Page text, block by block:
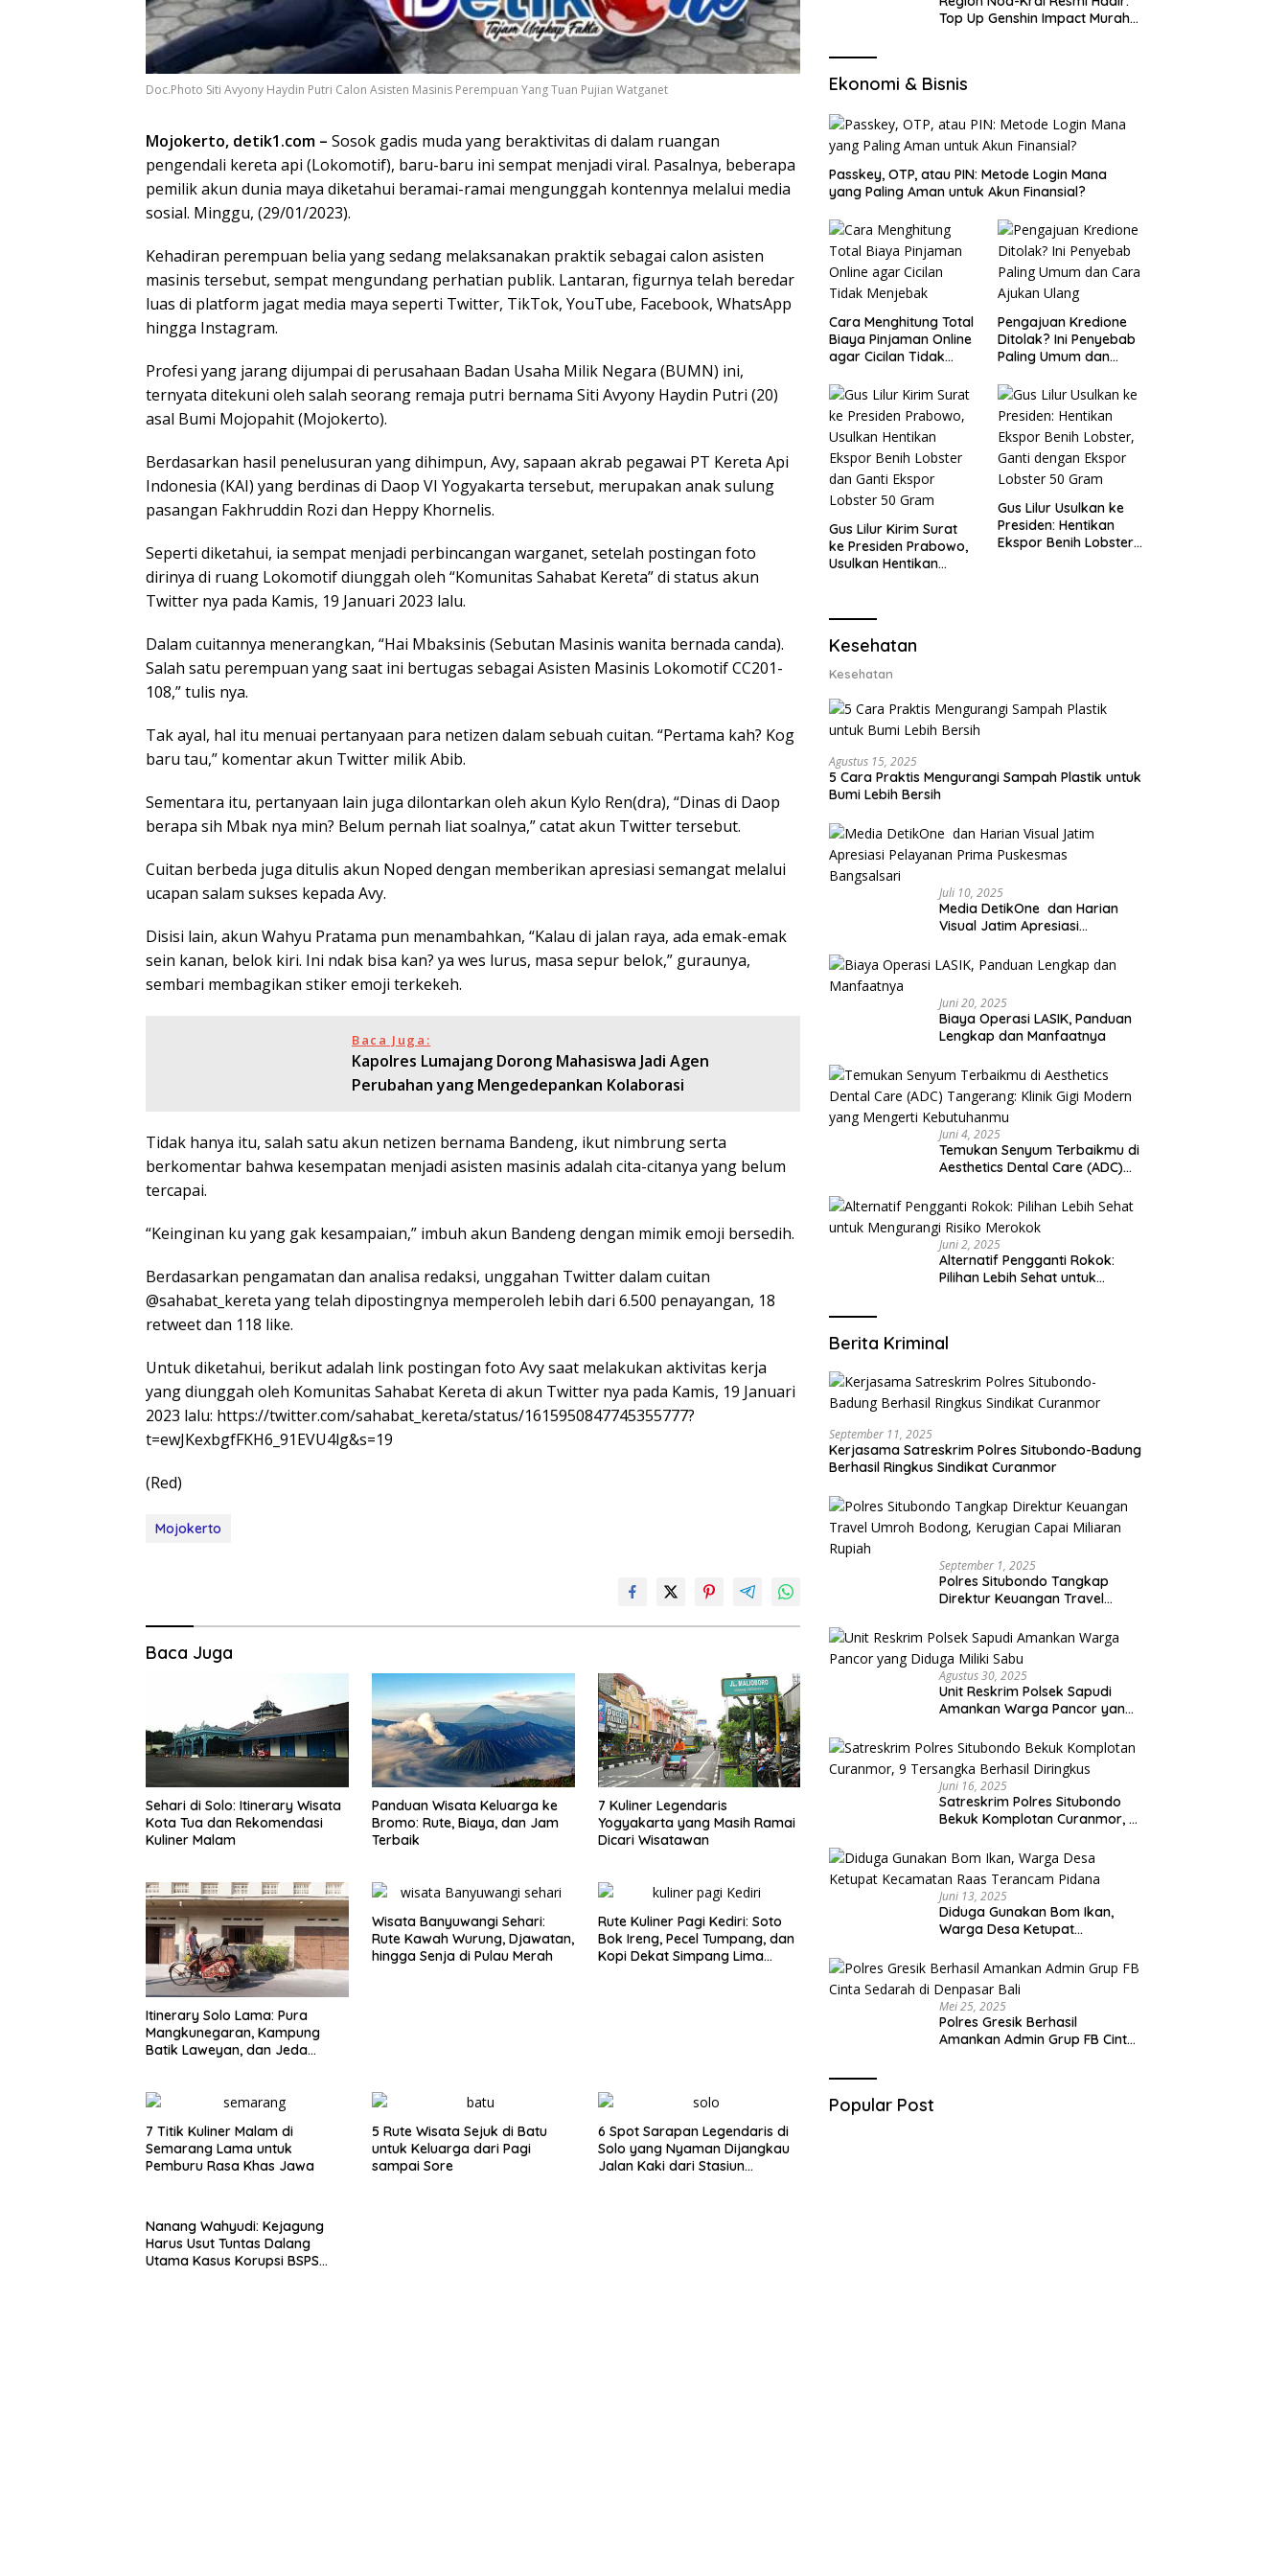
Doc.Photo Siti Avyony Haydin Putri Calon Asisten Masinis Perempuan Yang Tuan Pujian Watganet
Mojokerto, detik1.com – Sosok gadis muda yang beraktivitas di dalam ruangan
pengendali kereta api (Lokomotif), baru-baru ini sempat menjadi viral. Pasalnya, beberapa
pemilik akun dunia maya diketahui beramai-ramai mengunggah kontennya melalui media
sosial. Minggu, (29/01/2023).
Kehadiran perempuan belia yang sedang melaksanakan praktik sebagai calon asisten
masinis tersebut, sempat mengundang perhatian publik. Lantaran, figurnya telah beredar
luas di platform jagat media maya seperti Twitter, TikTok, YouTube, Facebook, WhatsApp
hingga Instagram.
Profesi yang jarang dijumpai di perusahaan Badan Usaha Milik Negara (BUMN) ini,
ternyata ditekuni oleh salah seorang remaja putri bernama Siti Avyony Haydin Putri (20)
asal Bumi Mojopahit (Mojokerto).
Berdasarkan hasil penelusuran yang dihimpun, Avy, sapaan akrab pegawai PT Kereta Api
Indonesia (KAI) yang berdinas di Daop VI Yogyakarta tersebut, merupakan anak sulung
pasangan Fakhruddin Rozi dan Heppy Khornelis.
Seperti diketahui, ia sempat menjadi perbincangan warganet, setelah postingan foto
dirinya di ruang Lokomotif diunggah oleh “Komunitas Sahabat Kereta” di status akun
Twitter nya pada Kamis, 19 Januari 2023 lalu.
Dalam cuitannya menerangkan, “Hai Mbaksinis (Sebutan Masinis wanita bernada canda).
Salah satu perempuan yang saat ini bertugas sebagai Asisten Masinis Lokomotif CC201-
108,” tulis nya.
Tak ayal, hal itu menuai pertanyaan para netizen dalam sebuah cuitan. “Pertama kah? Kog
baru tau,” komentar akun Twitter milik Abib.
Sementara itu, pertanyaan lain juga dilontarkan oleh akun Kylo Ren(dra), “Dinas di Daop
berapa sih Mbak nya min? Belum pernah liat soalnya,” catat akun Twitter tersebut.
Cuitan berbeda juga ditulis akun Noped dengan memberikan apresiasi semangat melalui
ucapan salam sukses kepada Avy.
Disisi lain, akun Wahyu Pratama pun menambahkan, “Kalau di jalan raya, ada emak-emak
sein kanan, belok kiri. Ini ndak bisa kan? ya wes lurus, masa sepur belok,” guraunya,
sembari membagikan stiker emoji terkekeh.
Baca Juga:
Kapolres Lumajang Dorong Mahasiswa Jadi Agen
Perubahan yang Mengedepankan Kolaborasi
Tidak hanya itu, salah satu akun netizen bernama Bandeng, ikut nimbrung serta
berkomentar bahwa kesempatan menjadi asisten masinis adalah cita-citanya yang belum
tercapai.
“Keinginan ku yang gak kesampaian,” imbuh akun Bandeng dengan mimik emoji bersedih.
Berdasarkan pengamatan dan analisa redaksi, unggahan Twitter dalam cuitan
@sahabat_kereta yang telah dipostingnya memperoleh lebih dari 6.500 penayangan, 18
retweet dan 118 like.
Untuk diketahui, berikut adalah link postingan foto Avy saat melakukan aktivitas kerja
yang diunggah oleh Komunitas Sahabat Kereta di akun Twitter nya pada Kamis, 19 Januari
2023 lalu: https://twitter.com/sahabat_kereta/status/1615950847745355777?
t=ewJKexbgfFKH6_91EVU4lg&s=19
(Red)
Mojokerto
Baca Juga
Sehari di Solo: Itinerary Wisata
Kota Tua dan Rekomendasi
Kuliner Malam
Panduan Wisata Keluarga ke
Bromo: Rute, Biaya, dan Jam
Terbaik
7 Kuliner Legendaris
Yogyakarta yang Masih Ramai
Dicari Wisatawan
Itinerary Solo Lama: Pura
Mangkunegaran, Kampung
Batik Laweyan, dan Jeda
Wisata Banyuwangi Sehari:
Rute Kawah Wurung, Djawatan,
hingga Senja di Pulau Merah
Rute Kuliner Pagi Kediri: Soto
Bok Ireng, Pecel Tumpang, dan
Kopi Dekat Simpang Lima
7 Titik Kuliner Malam di
Semarang Lama untuk
Pemburu Rasa Khas Jawa
5 Rute Wisata Sejuk di Batu
untuk Keluarga dari Pagi
sampai Sore
6 Spot Sarapan Legendaris di
Solo yang Nyaman Dijangkau
Jalan Kaki dari Stasiun
Nanang Wahyudi: Kejagung
Harus Usut Tuntas Dalang
Utama Kasus Korupsi BSPS
Top Up Genshin Impact Murah
Ekonomi & Bisnis
Passkey, OTP, atau PIN: Metode Login Mana
yang Paling Aman untuk Akun Finansial?
Cara Menghitung Total
Biaya Pinjaman Online
agar Cicilan Tidak
Pengajuan Kredione
Ditolak? Ini Penyebab
Paling Umum dan
Gus Lilur Kirim Surat
ke Presiden Prabowo,
Usulkan Hentikan
Lobster 50 Gram
Gus Lilur Usulkan ke
Presiden: Hentikan
Ekspor Benih Lobster,
Kesehatan
Kesehatan
Agustus 15, 2025
5 Cara Praktis Mengurangi Sampah Plastik untuk
Bumi Lebih Bersih
Juli 10, 2025
Media DetikOne dan Harian
Visual Jatim Apresiasi
Bangsalsari
Juni 20, 2025
Biaya Operasi LASIK, Panduan
Lengkap dan Manfaatnya
Juni 4, 2025
Temukan Senyum Terbaikmu di
Aesthetics Dental Care (ADC)
yang Mengerti Kebutuhanmu
Juni 2, 2025
Alternatif Pengganti Rokok:
Pilihan Lebih Sehat untuk
Berita Kriminal
September 11, 2025
Kerjasama Satreskrim Polres Situbondo-Badung
Berhasil Ringkus Sindikat Curanmor
September 1, 2025
Polres Situbondo Tangkap
Direktur Keuangan Travel
Capai Miliaran Rupiah
Agustus 30, 2025
Unit Reskrim Polsek Sapudi
Amankan Warga Pancor yang
Juni 16, 2025
Satreskrim Polres Situbondo
Bekuk Komplotan Curanmor, 9
Juni 13, 2025
Diduga Gunakan Bom Ikan,
Warga Desa Ketupat
Pidana
Mei 25, 2025
Polres Gresik Berhasil
Amankan Admin Grup FB Cinta
Popular Post